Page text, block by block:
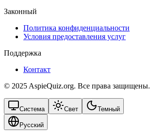
Законный
Политика конфиденциальности
Условия предоставления услуг
Поддержка
Контакт
© 2025 AspieQuiz.org. Все права защищены.
Система Свет Темный
Русский